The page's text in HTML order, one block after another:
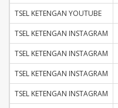
TSEL KETENGAN YOUTUBE
TSEL KETENGAN INSTAGRAM
TSEL KETENGAN INSTAGRAM
TSEL KETENGAN INSTAGRAM
TSEL KETENGAN INSTAGRAM